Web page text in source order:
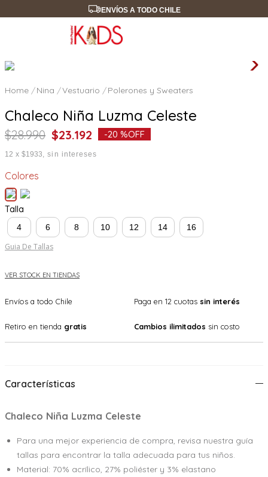
ENVÍOS A TODO CHILE
Nina Vestuario Polerones y Sweaters
Chaleco Niña Luzma Celeste
$28.990 $23.192 -20 %OFF
12 x $1933 sin intereses
Colores
Talla
4 6 8 10 12 14 16
Guia De Tallas
VER STOCK EN TIENDAS
Envíos a todo Chile Paga en 12 cuotas sin interés
Retiro en tienda gratis Cambios ilimitados sin costo
Características
Chaleco Niña Luzma Celeste
Para una mejor experiencia de compra, revisa nuestra guía
tallas para encontrar la talla adecuada para tus niños.
Material: 70% acrílico, 27% poliéster y 3% elastano